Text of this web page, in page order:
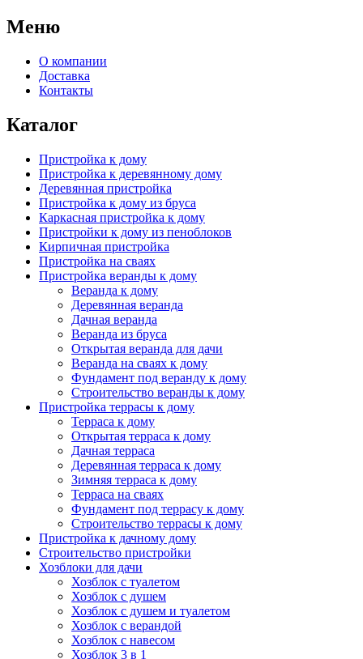
Меню
О компании
Доставка
Контакты
Каталог
Пристройка к дому
Пристройка к деревянному дому
Деревянная пристройка
Пристройка к дому из бруса
Каркасная пристройка к дому
Пристройки к дому из пеноблоков
Кирпичная пристройка
Пристройка на сваях
Пристройка веранды к дому
Веранда к дому
Деревянная веранда
Дачная веранда
Веранда из бруса
Открытая веранда для дачи
Веранда на сваях к дому
Фундамент под веранду к дому
Строительство веранды к дому
Пристройка террасы к дому
Терраса к дому
Открытая терраса к дому
Дачная терраса
Деревянная терраса к дому
Зимняя терраса к дому
Терраса на сваях
Фундамент под террасу к дому
Строительство террасы к дому
Пристройка к дачному дому
Строительство пристройки
Хозблоки для дачи
Хозблок с туалетом
Хозблок с душем
Хозблок с душем и туалетом
Хозблок с верандой
Хозблок с навесом
Хозблок 3 в 1